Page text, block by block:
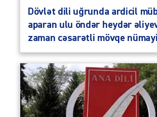
Dövlət dili uğrunda ardicil
aparan ulu öndər heydər
zaman cəsarətli mövqe